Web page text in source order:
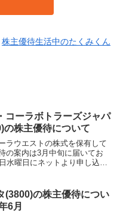
株主優待生活中のたくみくん
ーラボトラーズジャパ
の株主優待について
ラウエストの株式を保有して
の案内は3月中旬に届いてお
水曜日にネットより申し込み
ト 基本的にはペットボトル
(3800)の株主優待につい
6月